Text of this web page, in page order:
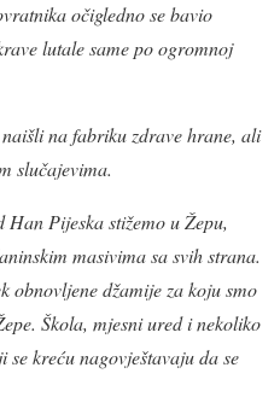
očigledno se bavio
lutale same po ogromnoj
na fabriku zdrave hrane, ali
slučajevima.
Pijeska stižemo u Žepu,
masivima sa svih strana.
obnovljene džamije za koju smo
Škola, mjesni ured i nekoliko
kreću nagovještavaju da se